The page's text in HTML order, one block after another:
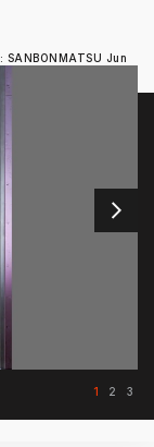
SANBONMATSU Jun
1 2 3